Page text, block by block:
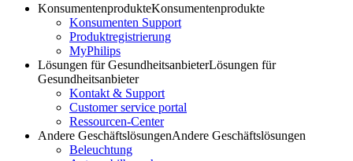
KonsumentenprodukteKonsumentenprodukte
Konsumenten Support
Produktregistrierung
MyPhilips
Lösungen für GesundheitsanbieterLösungen für
Gesundheitsanbieter
Kontakt & Support
Customer service portal
Ressourcen-Center
Andere GeschäftslösungenAndere Geschäftslösungen
Beleuchtung